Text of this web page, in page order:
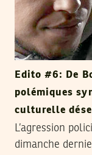
Edito #6: De
polémiques
culturelle
L’agression
dimanche